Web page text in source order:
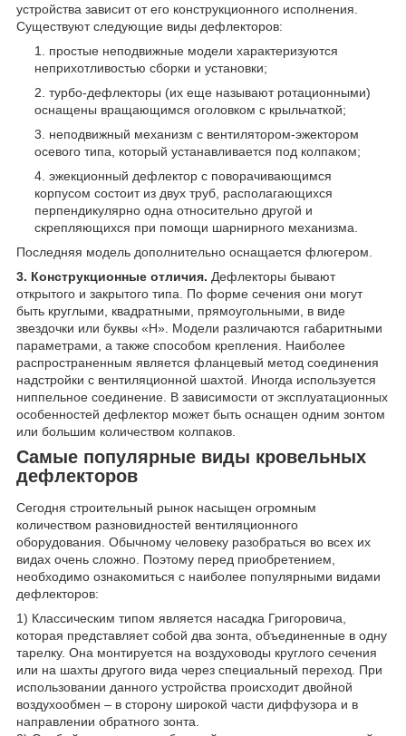
устройства зависит от его конструкционного исполнения.
Существуют следующие виды дефлекторов:
простые неподвижные модели характеризуются
неприхотливостью сборки и установки;
турбо-дефлекторы (их еще называют ротационными)
оснащены вращающимся оголовком с крыльчаткой;
неподвижный механизм с вентилятором-эжектором
осевого типа, который устанавливается под колпаком;
эжекционный дефлектор с поворачивающимся
корпусом состоит из двух труб, располагающихся
перпендикулярно одна относительно другой и
скрепляющихся при помощи шарнирного механизма.
Последняя модель дополнительно оснащается флюгером.
3. Конструкционные отличия. Дефлекторы бывают
открытого и закрытого типа. По форме сечения они могут
быть круглыми, квадратными, прямоугольными, в виде
звездочки или буквы «Н». Модели различаются габаритными
параметрами, а также способом крепления. Наиболее
распространенным является фланцевый метод соединения
надстройки с вентиляционной шахтой. Иногда используется
ниппельное соединение. В зависимости от эксплуатационных
особенностей дефлектор может быть оснащен одним зонтом
или большим количеством колпаков.
Самые популярные виды кровельных
дефлекторов
Сегодня строительный рынок насыщен огромным
количеством разновидностей вентиляционного
оборудования. Обычному человеку разобраться во всех их
видах очень сложно. Поэтому перед приобретением,
необходимо ознакомиться с наиболее популярными видами
дефлекторов:
1) Классическим типом является насадка Григоровича,
которая представляет собой два зонта, объединенные в одну
тарелку. Она монтируется на воздуховоды круглого сечения
или на шахты другого вида через специальный переход. При
использовании данного устройства происходит двойной
воздухообмен – в сторону широкой части диффузора и в
направлении обратного зонта.